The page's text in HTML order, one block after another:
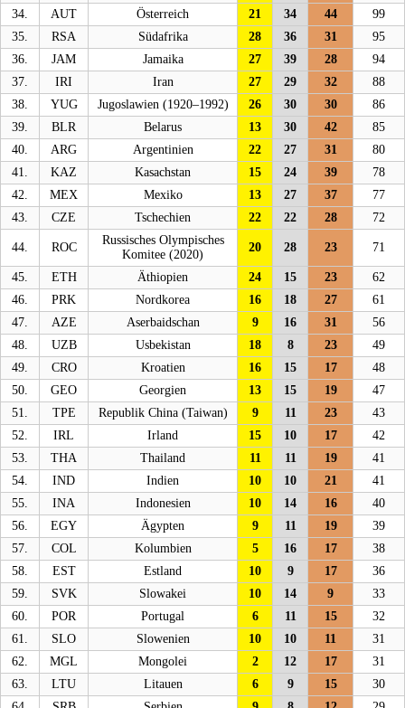
34.
AUT Österreich 21 34 44
99
35.
RSA Südafrika 28 36 31
95
36.
JAM Jamaika 27 39 28
94
37.
IRI Iran 27 29 32
88
38.
YUG Jugoslawien (1920–1992) 26 30 30
86
39.
BLR Belarus 13 30 42
85
40.
ARG Argentinien 22 27 31
80
41.
KAZ Kasachstan 15 24 39
78
42.
MEX Mexiko 13 27 37
77
43.
CZE Tschechien 22 22 28 72
44. ROC
Russisches Olympisches
Komitee (2020)
20 28 23 71
45. ETH Äthiopien 24 15 23
62
46.
PRK Nordkorea 16 18 27
61
47.
AZE Aserbaidschan 9 16 31
56
48.
UZB Usbekistan 18 8 23
49
49.
CRO Kroatien 16 15 17
48
50.
GEO Georgien 13 15 19
47
51.
TPE Republik China (Taiwan) 9 11 23
43
52.
IRL Irland 15 10 17
42
53.
THA Thailand 11 11 19
41
54.
IND Indien 10 10 21
41
55.
INA Indonesien 10 14 16
40
56.
EGY Ägypten 9 11 19
39
57.
COL Kolumbien 5 16 17
38
58.
EST Estland 10 9 17
36
59.
SVK Slowakei 10 14 9
33
60.
POR Portugal 6 11 15
32
61.
SLO Slowenien 10 10 11
31
62.
MGL Mongolei 2 12 17
31
63.
LTU Litauen 6 9 15
30